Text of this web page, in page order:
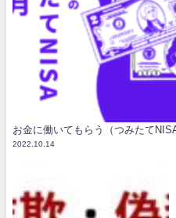
お金に働いてもらう（つみたて
2022.10.14